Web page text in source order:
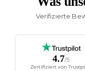
Verifizierte
4.7/5
Zertifiziert von